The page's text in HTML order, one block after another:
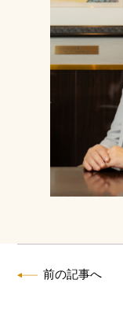
前の記事へ